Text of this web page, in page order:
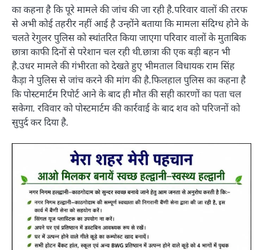
का कहना है कि पूरे मामले की जांच की जा रही है.परिवार वालों की तरफ
से अभी कोई तहरीर नहीं आई है उन्होंने बताया कि मामला संदिग्ध होने के
चलते रेगुलर पुलिस को स्थांतरित किया जाएगा परिवार वालों के मुताबिक
छात्रा काफी दिनों से परेशान चल रही थी.छात्रा की एक बड़ी बहन भी
है.उधर मामले की गंभीरता को देखते हुए भीमताल विधायक राम सिंह
कैड़ा ने पुलिस से जांच करने की मांग की है.फिलहाल पुलिस का कहना है
कि पोस्टमार्टम रिपोर्ट आने के बाद ही मौत की सही कारणों का पता चल
सकेगा. रविवार को पोस्टमार्टम की कार्रवाई के बाद शव को परिजनों को
सुपुर्द कर दिया है.